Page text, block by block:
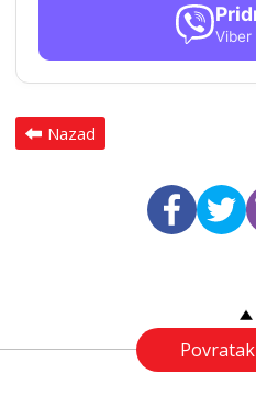
Viber
Nazad